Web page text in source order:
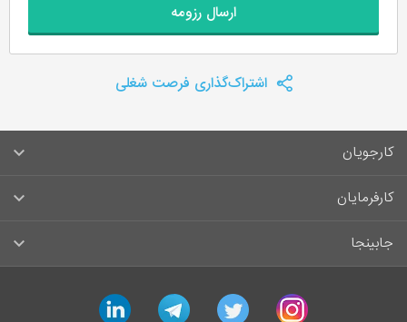
ارسال رزومه
اشتراک‌گذاری فرصت شغلی
کارجویان
سوالات متداول کارجویان
لیست مشاغل
آگهی‌های استخدام
کارفرمایان
راهنمای ثبت آگهی استخدام
قوانین و مقررات کارفرمایان
جابینجا
instagram
twitter
telegram
linkedin